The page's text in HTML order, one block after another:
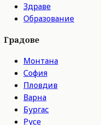
Здраве
Образование
Градове
Монтана
София
Пловдив
Варна
Бургас
Русе